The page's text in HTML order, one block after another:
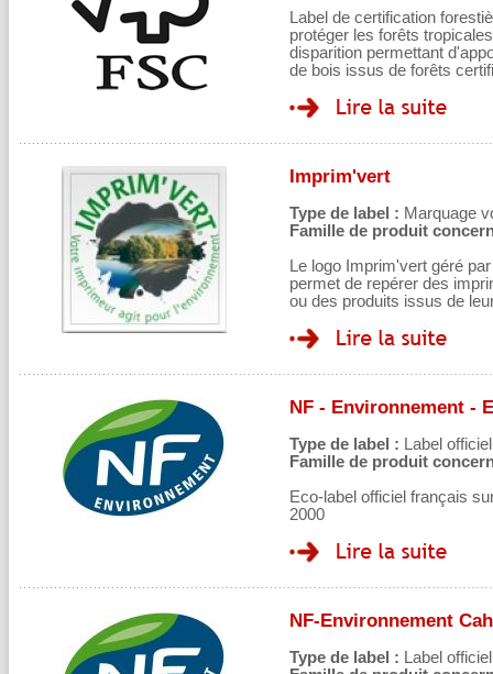
Label de certification
protéger les forêts
disparition permettant
de bois issus de forêts
Imprim'vert
Type de label : Marquage
Famille de produit
Le logo Imprim'vert géré
permet de repérer des
ou des produits issus de
NF - Environnement -
Type de label : Label officiel
Famille de produit
Eco-label officiel français
2000
NF-Environnement
Type de label : Label officiel